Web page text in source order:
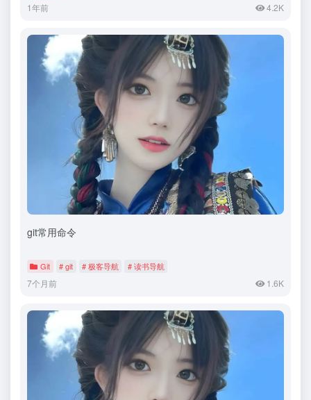
1年前 4.2K
git常用命令
Git # git # 极客导航 # 读书导航
7个月前 1.6K